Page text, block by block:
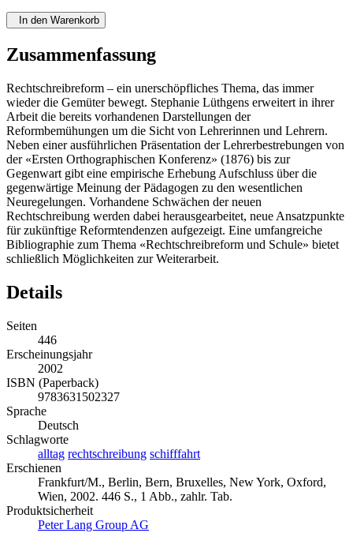
In den Warenkorb
Zusammenfassung
Rechtschreibreform – ein unerschöpfliches Thema, das immer
wieder die Gemüter bewegt. Stephanie Lüthgens erweitert in ihrer
Arbeit die bereits vorhandenen Darstellungen der
Reformbemühungen um die Sicht von Lehrerinnen und Lehrern.
Neben einer ausführlichen Präsentation der Lehrerbestrebungen von
der «Ersten Orthographischen Konferenz» (1876) bis zur
Gegenwart gibt eine empirische Erhebung Aufschluss über die
gegenwärtige Meinung der Pädagogen zu den wesentlichen
Neuregelungen. Vorhandene Schwächen der neuen
Rechtschreibung werden dabei herausgearbeitet, neue Ansatzpunkte
für zukünftige Reformtendenzen aufgezeigt. Eine umfangreiche
Bibliographie zum Thema «Rechtschreibreform und Schule» bietet
schließlich Möglichkeiten zur Weiterarbeit.
Details
Seiten
446
Erscheinungsjahr
2002
ISBN (Paperback)
9783631502327
Sprache
Deutsch
Schlagworte
alltag rechtschreibung schifffahrt
Erschienen
Frankfurt/M., Berlin, Bern, Bruxelles, New York, Oxford,
Wien, 2002. 446 S., 1 Abb., zahlr. Tab.
Produktsicherheit
Peter Lang Group AG